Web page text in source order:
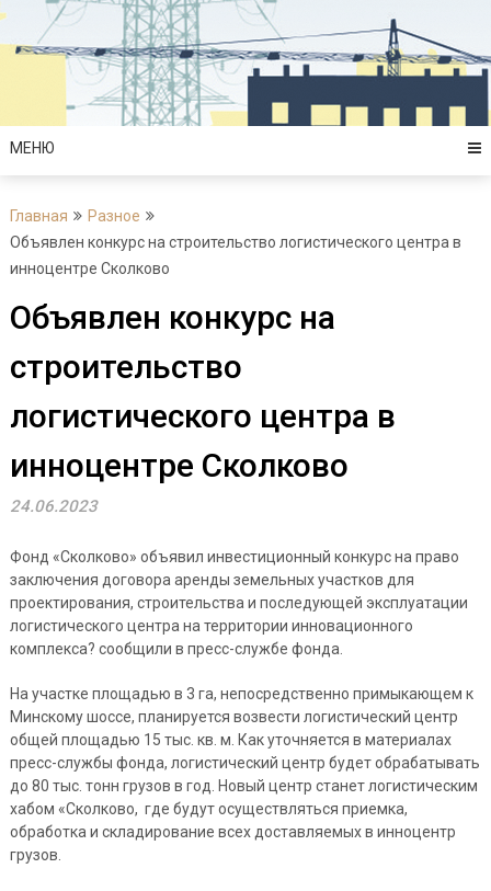
Перейти
содержимому
МЕНЮ
Главная
Разное
Объявлен конкурс на строительство логистического центра в
инноцентре Сколково
Объявлен конкурс на
строительство
логистического центра в
инноцентре Сколково
24.06.2023
Фонд «Сколково» объявил инвестиционный конкурс на право
заключения договора аренды земельных участков для
проектирования, строительства и последующей эксплуатации
логистического центра на территории инновационного
комплекса? сообщили в пресс-службе фонда.
На участке площадью в 3 га, непосредственно примыкающем к
Минскому шоссе, планируется возвести логистический центр
общей площадью 15 тыс. кв. м. Как уточняется в материалах
пресс-службы фонда, логистический центр будет обрабатывать
до 80 тыс. тонн грузов в год. Новый центр станет логистическим
хабом «Сколково, где будут осуществляться приемка,
обработка и складирование всех доставляемых в инноцентр
грузов.